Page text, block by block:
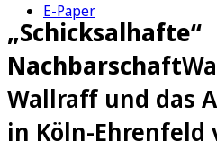
E-Paper
„Schicksalhafte“
Nachbarschaft
Wallraff und das
in Köln-Ehrenfeld